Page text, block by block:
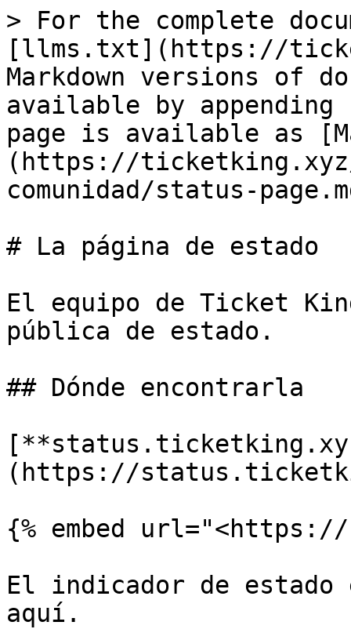
> For the complete
[llms.txt](https://
Markdown versions of
available by
page is available as
(https://ticketking.xyz/
comunidad/status-
# La página de estado
El equipo de Ticket
pública de estado.
## Dónde encontrarla
(https://
{% embed
El indicador de estado
aquí.